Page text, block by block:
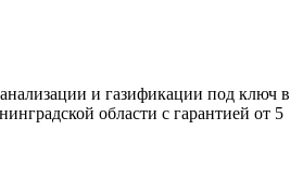
и газификации под ключ в
области с гарантией от 5